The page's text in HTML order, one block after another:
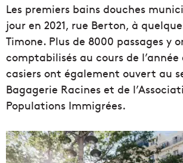
Les premiers bains douches
jour en 2021, rue Berton, à
Timone. Plus de 8000 passages y
comptabilisés au cours de l’année
casiers ont également ouvert au
Bagagerie Racines et de
Populations Immigrées.